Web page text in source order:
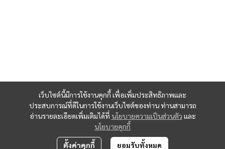
เว็บไซต์นี้มีการใช้งานคุกกี้ เพื่อเพิ่มประสิทธิภาพและ
ประสบการณ์ที่ดีในการใช้งานเว็บไซต์ของท่าน ท่านสามารถ
อ่านรายละเอียดเพิ่มเติมได้ที่ นโยบายความเป็นส่วนตัว และ
นโยบายคุกกี้
ตั้งค่าคุกกี้ ยอมรับทั้งหมด